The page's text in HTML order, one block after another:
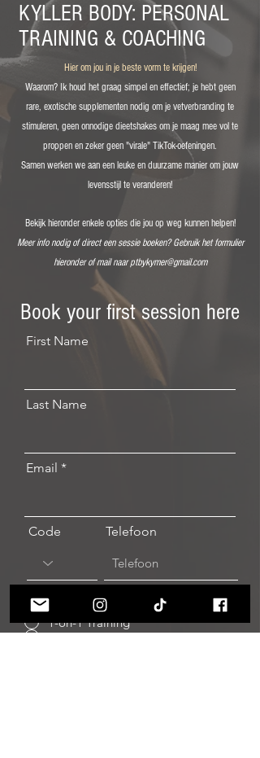
KYLLER BODY: PERSONAL
TRAINING & COACHING
Hier om jou in je beste vorm te krijgen!
Waarom? Ik houd het graag simpel en effectief; je hebt geen
rare, exotische supplementen nodig om je vetverbranding te
stimuleren, geen onnodige dieetshakes om je maag mee vol te
proppen en zeker geen "virale" TikTok-oefeningen.
Samen werken we aan een leuke en duurzame manier om jouw
levensstijl te veranderen!
Bekijk hieronder enkele opties die jou op weg kunnen helpen!
Meer info nodig of direct een sessie boeken? Gebruik het formulier
hieronder of mail naarptbykymer@gmail.com
Book your first session here
First Name
Last Name
Email
Code Telefoon
Selecteer een optie
1-on-1 Training
Duo session